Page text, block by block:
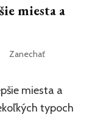
miesta a
Zanechať
miesta a
typoch